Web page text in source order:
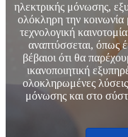
ηλεκτρικής μόνωσης,
ολόκληρη την κοινωνία
τεχνολογική
αναπτύσσεται, όπως
βέβαιοι ότι θα
ικανοποιητική
ολοκληρωμένες
μόνωσης και στο